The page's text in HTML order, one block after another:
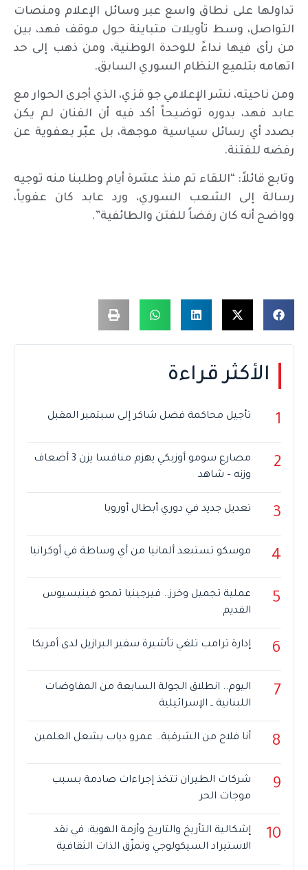
تداولها على نطاق واسع عبر وسائل الإعلام ومنصات
التواصل، وسط تأويلات متباينة حول موقف فهد، بين
من رأى فيها نداءً للوحدة الوطنية، ومن ذهب إلى حد
اتهامه بتلميع النظام السوري السابق.
ومن ناحيته، نشر الإعلامي جو قزي، الذي أجرى الحوار مع
عابد فهد، بدوره توضيحاً أكد فيه أن الفنان لم يكن
بصدد أي رسائل سياسية موجهة، بل عبّر بعفوية عن
رفضه للفتنة.
وتابع قائلاً: “اللقاء تم منذ عشرة أيام وطلبنا منه توجيه
رسالة إلى الشعب السوري، ورد عابد كان عفوياً،
وواضح أنه كان رفضاً للفتن والطائفية”.
الأكثر قراءة
1 تأجيل محاكمة فضل شاكر إلى سبتمبر المقبل
2
مصارع سومو أوزبكي يهزم منافسا يزن 3 أضعاف
وزنه – شاهد
3 تعديل جديد في دوري أبطال أوروبا
4 موسكو تستبعد ألمانيا من أي وساطة في أوكرانيا
5
عملية تجميل وخرز.. فيرجينيا تمحو فينيسيوس
القديم
6 إدارة ترامب تلغي تأشيرة سفير البرازيل لدى أمريكا
7
اليوم.. انطلاق الجولة السابعة من المفاوضات
اللبنانية ــ الإسرائيلية
8 أنا فلاح من الشرقية.. عمرو دياب يشعل العلمين
9
شركات الطيران تتخذ إجراءات صادمة بسبب
موجات الحر
10
إشكالية التأريخ والتاريخ وأزمة الهوية: في نقد
الاستيراد السيكولوجي وتمزّق الذات الثقافية